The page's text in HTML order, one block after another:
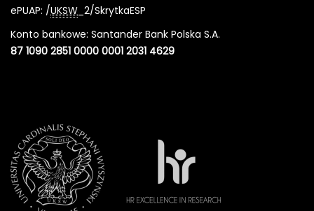
ePUAP: /UKSW _2/SkrytkaESP
Konto bankowe: Santander Bank Polska S.A.
87 1090 2851 0000 0001 2031 4629